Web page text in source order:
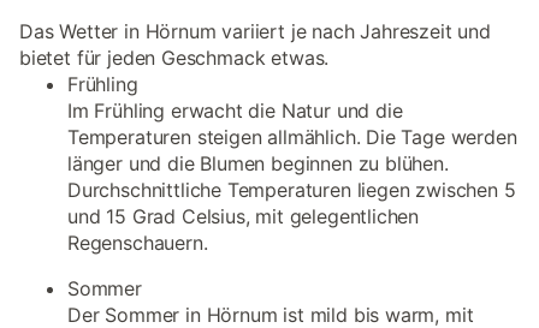
Das Wetter in Hörnum variiert je nach Jahreszeit und
bietet für jeden Geschmack etwas.
Frühling
Im Frühling erwacht die Natur und die
Temperaturen steigen allmählich. Die Tage werden
länger und die Blumen beginnen zu blühen.
Durchschnittliche Temperaturen liegen zwischen 5
und 15 Grad Celsius, mit gelegentlichen
Regenschauern.
Sommer
Der Sommer in Hörnum ist mild bis warm, mit